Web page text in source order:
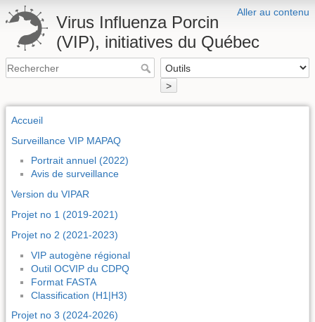
Aller au contenu
Virus Influenza Porcin
(VIP), initiatives du Québec
>
Accueil
Surveillance VIP MAPAQ
Portrait annuel (2022)
Avis de surveillance
Version du VIPAR
Projet no 1 (2019-2021)
Projet no 2 (2021-2023)
VIP autogène régional
Outil OCVIP du CDPQ
Format FASTA
Classification (H1|H3)
Projet no 3 (2024-2026)